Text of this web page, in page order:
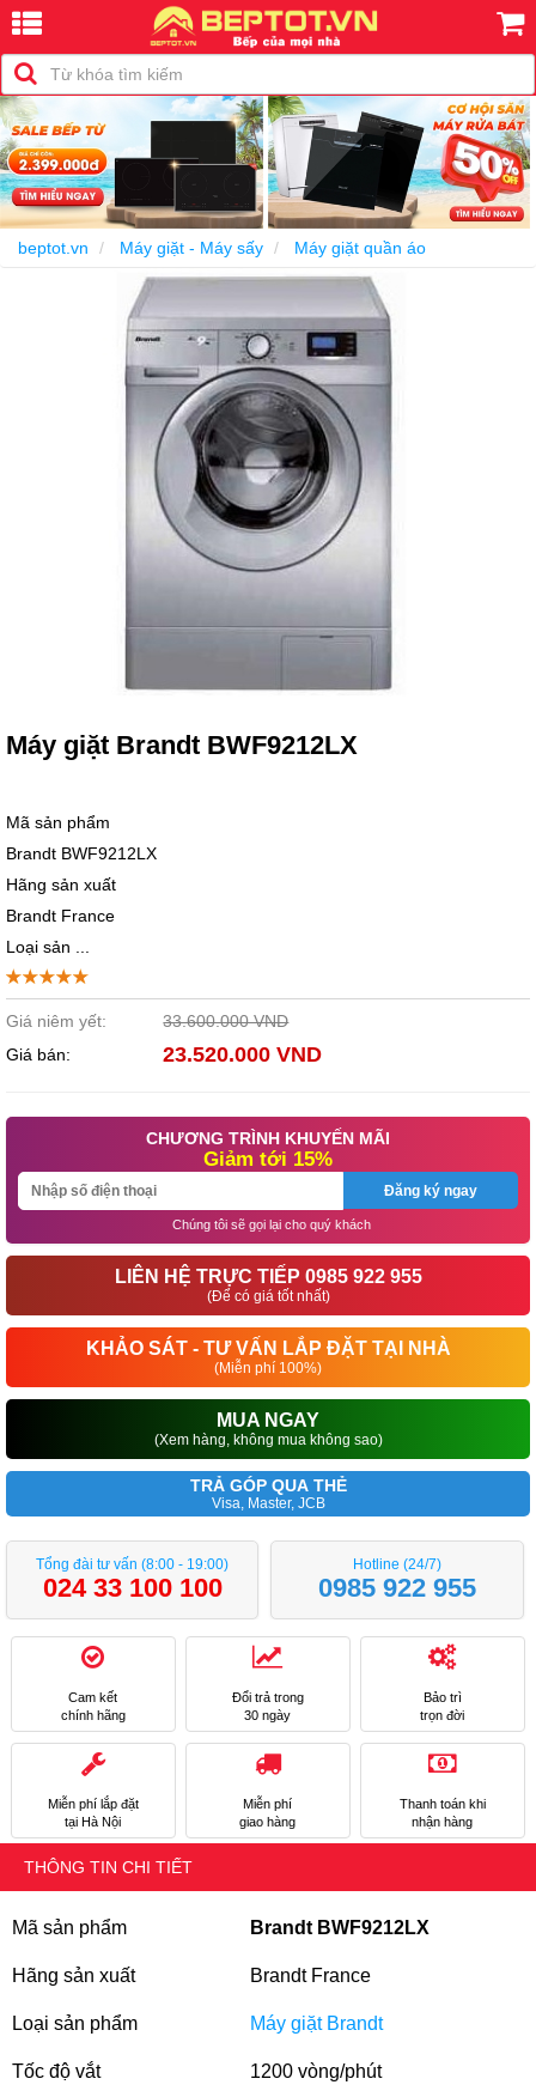
beptot.vn Máy giặt - Máy sấy Máy giặt quần áo
Máy giặt Brandt BWF9212LX
Mã sản phẩm
Brandt BWF9212LX
Hãng sản xuất
Brandt France
Loại sản ...
Giá niêm yết: 33.600.000 VND
-30%
Giá bán: 23.520.000 VND
CHƯƠNG TRÌNH KHUYẾN MÃI
Giảm tới 15%
Đăng ký ngay
Chúng tôi sẽ gọi lại cho quý khách
LIÊN HỆ TRỰC TIẾP 0985 922 955
(Để có giá tốt nhất)
KHẢO SÁT - TƯ VẤN LẮP ĐẶT TẠI NHÀ
(Miễn phí 100%)
MUA NGAY
(Xem hàng, không mua không sao)
TRẢ GÓP QUA THẺ
Visa, Master, JCB
Tổng đài tư vấn (8:00 - 19:00)
024 33 100 100
Hotline (24/7)
0985 922 955
Cam kết
chính hãng
Đổi trả trong
30 ngày
Bảo trì
trọn đời
Miễn phí lắp đặt
tại Hà Nội
Miễn phí
giao hàng
Thanh toán khi
nhận hàng
THÔNG TIN CHI TIẾT
Mã sản phẩm Brandt BWF9212LX
Hãng sản xuất Brandt France
Loại sản phẩm Máy giặt Brandt
Tốc độ vắt 1200 vòng/phút